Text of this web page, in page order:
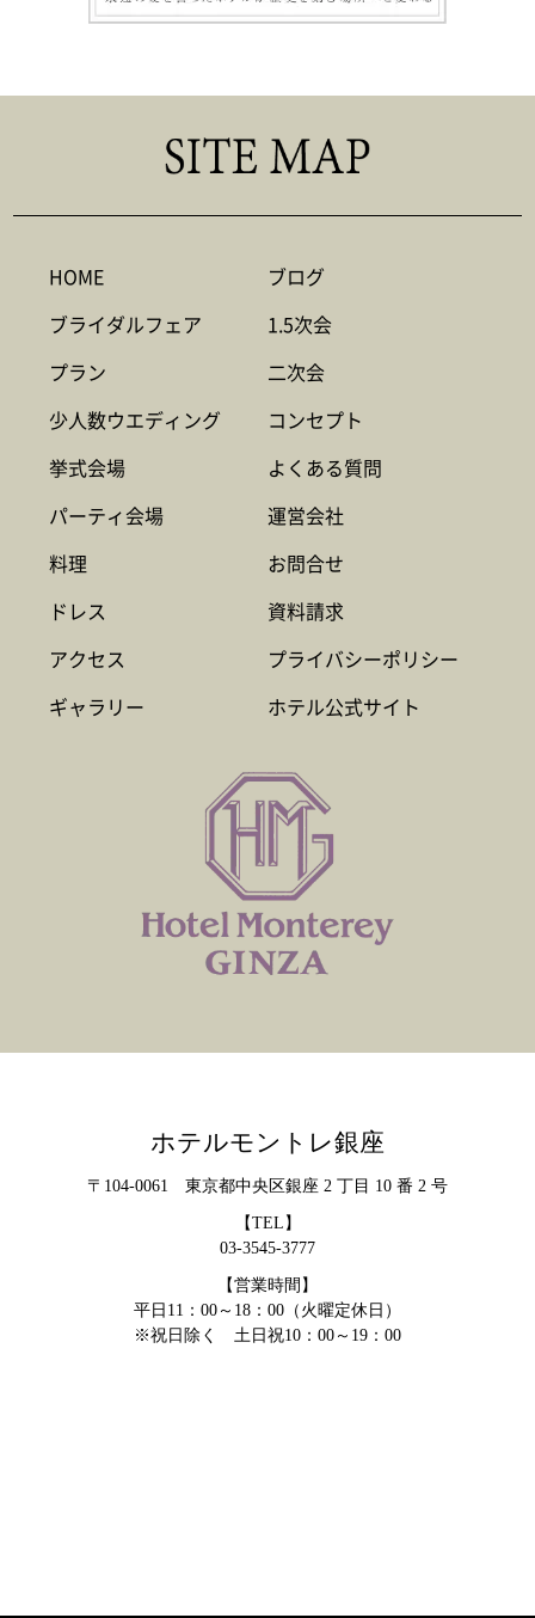
HOME
ブライダルフェア
プラン
少人数ウエディング
挙式会場
パーティ会場
料理
ドレス
アクセス
ギャラリー
ブログ
1.5次会
二次会
コンセプト
よくある質問
運営会社
お問合せ
資料請求
プライバシーポリシー
ホテル公式サイト
ホテルモントレ銀座
〒104-0061 東京都中央区銀座 2 丁目 10 番 2 号
【TEL】
03-3545-3777
【営業時間】
平日11：00～18：00（火曜定休日）
※祝日除く 土日祝10：00～19：00